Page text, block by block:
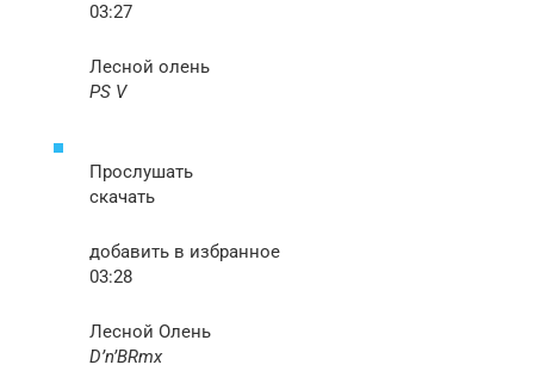
03:27
Лесной олень
PS V
Прослушать
скачать
добавить в избранное
03:28
Лесной Олень
D’n’BRmx